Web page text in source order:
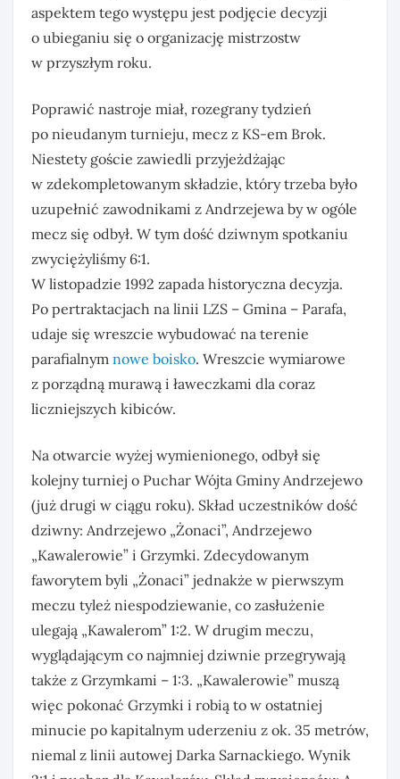
aspektem tego występu jest podjęcie decyzji
o ubieganiu się o organizację mistrzostw
w przyszłym roku.
Poprawić nastroje miał, rozegrany tydzień
po nieudanym turnieju, mecz z KS-em Brok.
Niestety goście zawiedli przyjeżdżając
w zdekompletowanym składzie, który trzeba było
uzupełnić zawodnikami z Andrzejewa by w ogóle
mecz się odbył. W tym dość dziwnym spotkaniu
zwyciężyliśmy 6:1.
W listopadzie 1992 zapada historyczna decyzja.
Po pertraktacjach na linii LZS – Gmina – Parafa,
udaje się wreszcie wybudować na terenie
parafialnym nowe boisko. Wreszcie wymiarowe
z porządną murawą i ławeczkami dla coraz
liczniejszych kibiców.
Na otwarcie wyżej wymienionego, odbył się
kolejny turniej o Puchar Wójta Gminy Andrzejewo
(już drugi w ciągu roku). Skład uczestników dość
dziwny: Andrzejewo „Żonaci”, Andrzejewo
„Kawalerowie” i Grzymki. Zdecydowanym
faworytem byli „Żonaci” jednakże w pierwszym
meczu tyleż niespodziewanie, co zasłużenie
ulegają „Kawalerom” 1:2. W drugim meczu,
wyglądającym co najmniej dziwnie przegrywają
także z Grzymkami – 1:3. „Kawalerowie” muszą
więc pokonać Grzymki i robią to w ostatniej
minucie po kapitalnym uderzeniu z ok. 35 metrów,
niemal z linii autowej Darka Sarnackiego. Wynik